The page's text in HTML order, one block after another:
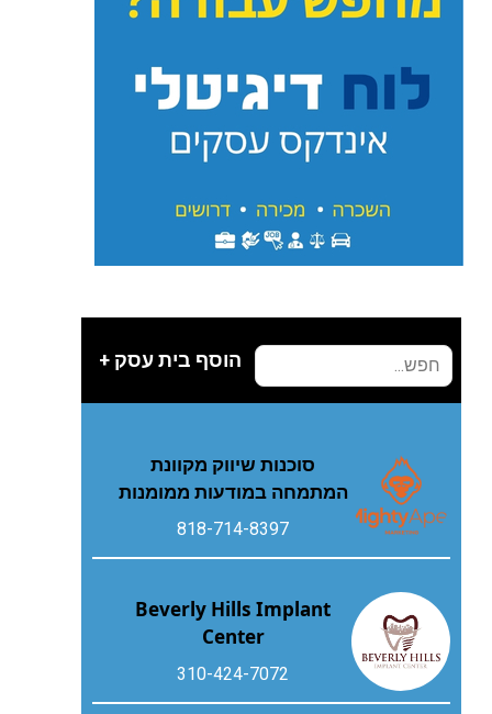
הוסף בית עסק +
סוכנות שיווק מקוונת
המתמחה במודעות ממומנות
818-714-8397
Beverly Hills Implant
Center
310-424-7072